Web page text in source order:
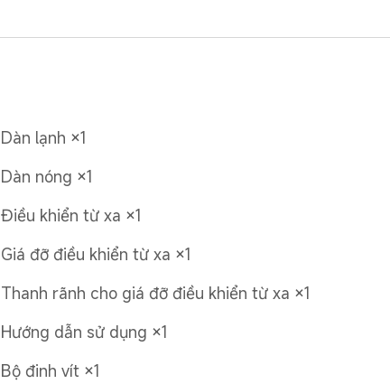
Dàn lạnh ×1
Dàn nóng ×1
Điều khiển từ xa ×1
Giá đỡ điều khiển từ xa ×1
Thanh rãnh cho giá đỡ điều khiển từ xa ×1
Hướng dẫn sử dụng ×1
Bộ đinh vít ×1